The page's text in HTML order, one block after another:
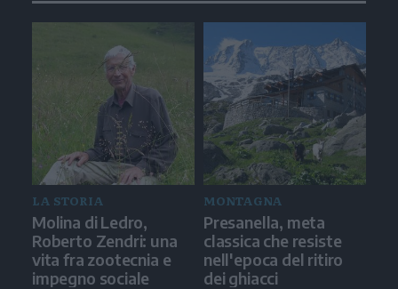
LA STORIA
Molina di Ledro,
Roberto Zendri: una
vita fra zootecnia e
impegno sociale
MONTAGNA
Presanella, meta
classica che resiste
nell'epoca del ritiro
dei ghiacci